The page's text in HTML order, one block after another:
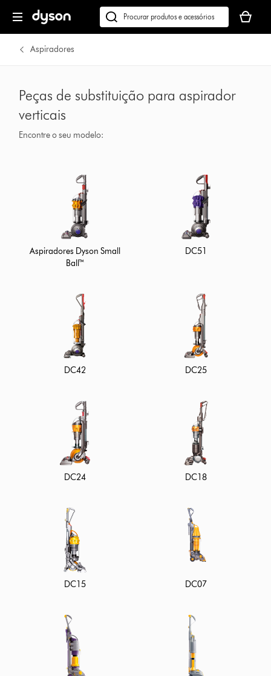
Pesquisar
em
seu
cesto
Aspiradores
Peças de substituição para aspirador
verticais
Encontre o seu modelo:
Aspiradores Dyson Small
Ball™
DC51
DC42 DC25
DC24 DC18
DC15 DC07